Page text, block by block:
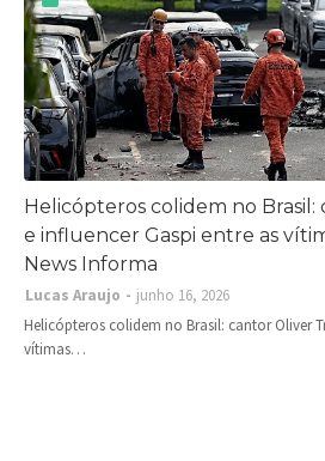
Helicópteros colidem no
e influencer Gaspi entre as
News Informa
Lucas Araujo
junho 16, 2026
Helicópteros colidem no Brasil: cantor Oliver
vítimas…